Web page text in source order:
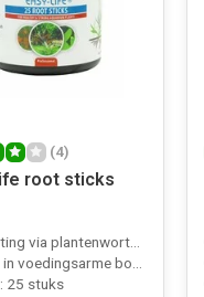
(4)
root sticks
via plantenwortels
voedingsarme bodem
25 stuks